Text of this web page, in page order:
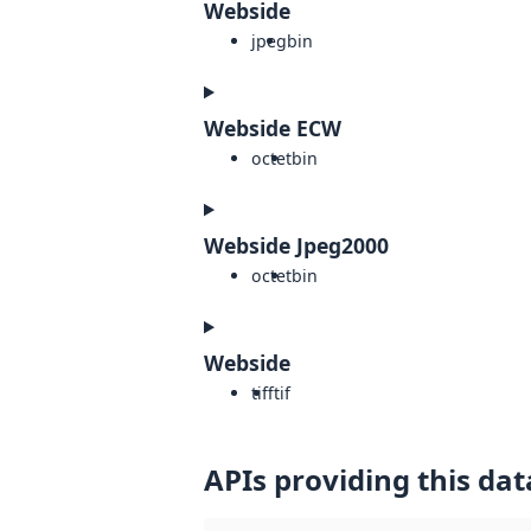
Webside
jpegbin
Webside ECW
octetbin
Webside Jpeg2000
octetbin
Webside
tifftif
APIs providing this